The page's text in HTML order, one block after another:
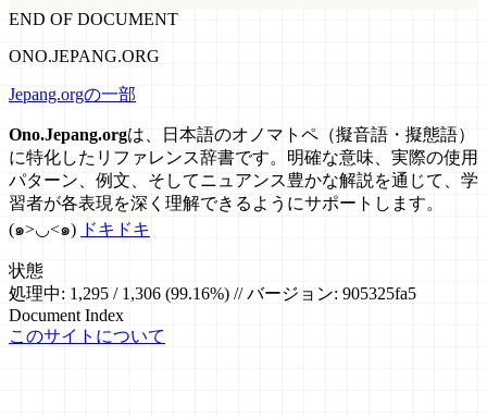
END OF DOCUMENT
ONO.JEPANG.ORG
Jepang.orgの一部
Ono.Jepang.orgは、日本語のオノマトペ（擬音語・擬態語）
に特化したリファレンス辞書です。明確な意味、実際の使用
パターン、例文、そしてニュアンス豊かな解説を通じて、学
習者が各表現を深く理解できるようにサポートします。
(๑>◡<๑) ドキドキ
状態
処理中: 1,295 / 1,306 (99.16%) // バージョン: 905325fa5
Document Index
このサイトについて